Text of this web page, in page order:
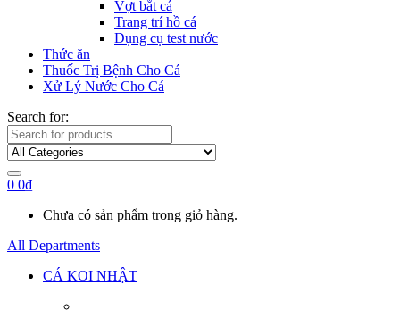
Vợt bắt cá
Trang trí hồ cá
Dụng cụ test nước
Thức ăn
Thuốc Trị Bệnh Cho Cá
Xử Lý Nước Cho Cá
Search for:
0 0₫
Chưa có sản phẩm trong giỏ hàng.
All Departments
CÁ KOI NHẬT